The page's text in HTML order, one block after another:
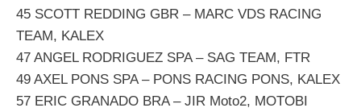
45 SCOTT REDDING GBR – MARC VDS RACING
TEAM, KALEX
47 ANGEL RODRIGUEZ SPA – SAG TEAM, FTR
49 AXEL PONS SPA – PONS RACING PONS, KALEX
57 ERIC GRANADO BRA – JIR Moto2, MOTOBI